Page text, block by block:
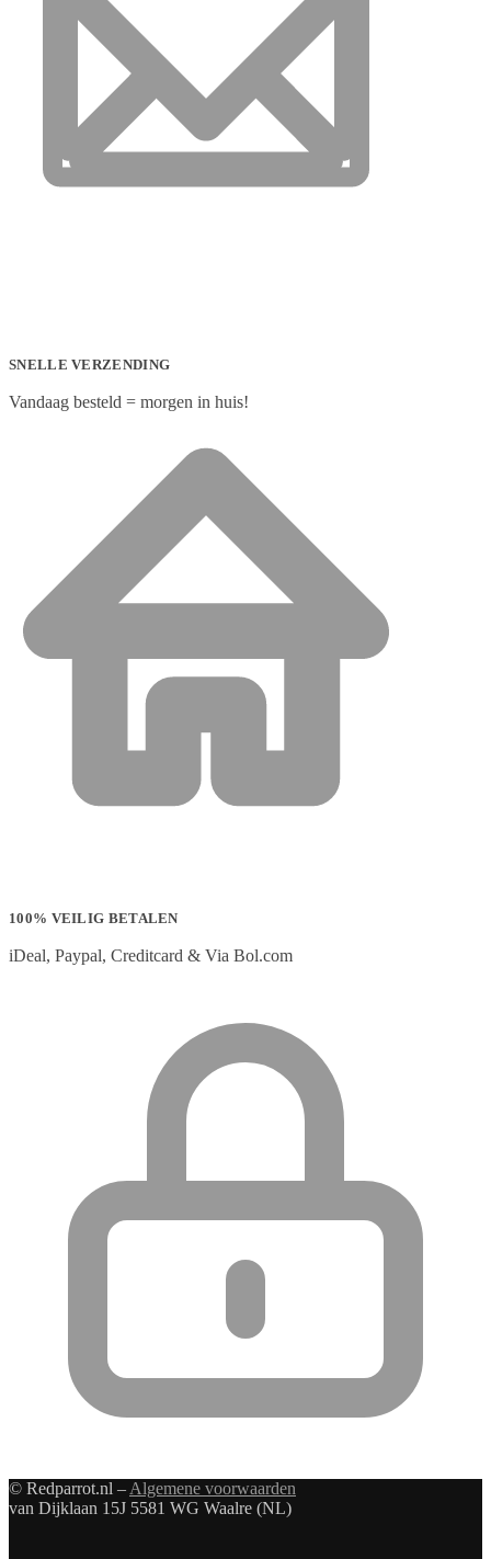
SNELLE VERZENDING
Vandaag besteld = morgen in huis!
100% VEILIG BETALEN
iDeal, Paypal, Creditcard & Via Bol.com
© Redparrot.nl – Algemene voorwaarden
van Dijklaan 15J 5581 WG Waalre (NL)